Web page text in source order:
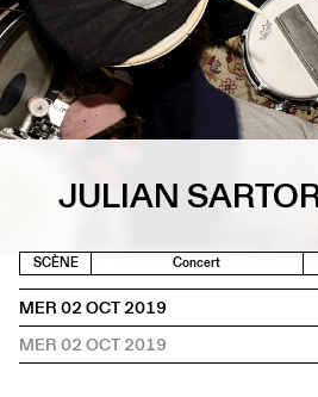
Archives
Médiathèque
Éditions
Informations
JULIAN
SCÈNE Concert
MER 02 OCT 2019
MER 02 OCT 2019